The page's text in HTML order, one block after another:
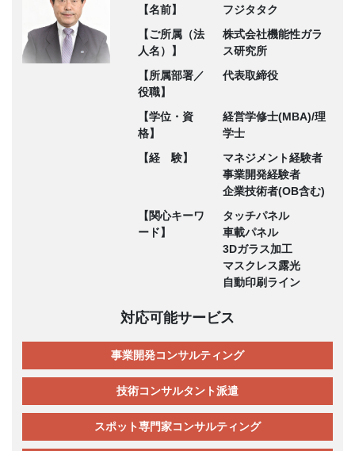
【名前】
フジタタク
【ご所属（法
人名）】
株式会社機能性ガラ
ス研究所
【所属部署／
役職】
代表取締役
【学位・資
格】
経営学修士(MBA)/理
学士
【経 験】
マネジメント経験者
事業開発経験者
企業技術者(OB含む)
【関心キーワ
ード】
タッチパネル
車載パネル
3Dガラス加工
マスクレス露光
自動印刷ライン
対応可能サービス
事業開発コンサルティング
技術コンサルタント派遣
スポット専門家コンサルティング